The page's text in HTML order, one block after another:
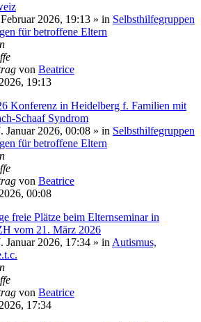
2026, 19:13 » in Selbsthilfegruppen
für betroffene Eltern
von Beatrice
19:13
Konferenz in Heidelberg f. Familien mit
Schaaf Syndrom
Januar 2026, 00:08 » in Selbsthilfegruppen
für betroffene Eltern
von Beatrice
00:08
freie Plätze beim Elternseminar in
vom 21. März 2026
Januar 2026, 17:34 » in Autismus,
von Beatrice
17:34